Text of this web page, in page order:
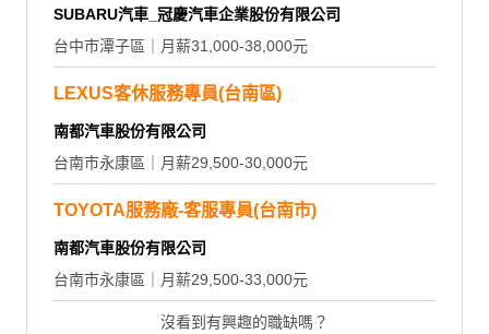
SUBARU汽車_冠慶汽車企業股份有限公司
台中市潭子區｜月薪31,000-38,000元
LEXUS客休服務專員(台南區)
南都汽車股份有限公司
台南市永康區｜月薪29,500-30,000元
TOYOTA服務廠-客服專員(台南市)
南都汽車股份有限公司
台南市永康區｜月薪29,500-33,000元
沒看到有興趣的職缺嗎？